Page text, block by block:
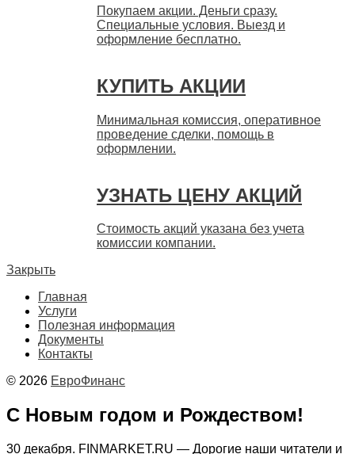
Покупаем акции. Деньги сразу.
Специальные условия. Выезд и
оформление бесплатно.
КУПИТЬ АКЦИИ
Минимальная комиссия, оперативное
проведение сделки, помощь в
оформлении.
УЗНАТЬ ЦЕНУ АКЦИЙ
Стоимость акций указана без учета
комиссии компании.
Закрыть
Главная
Услуги
Полезная информация
Документы
Контакты
© 2026 ЕвроФинанс
С Новым годом и Рождеством!
30 декабря. FINMARKET.RU — Дорогие наши читатели и